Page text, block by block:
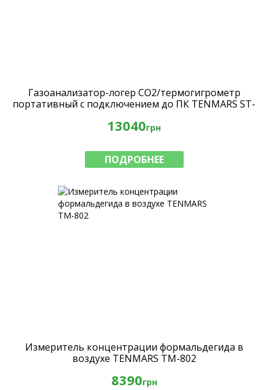
Газоанализатор-логер CO2/термогигрометр
портативный с подключением до ПК TENMARS ST-
13040грн
ПОДРОБНЕЕ
Измеритель концентрации формальдегида в
воздухе TENMARS TM-802
8390грн